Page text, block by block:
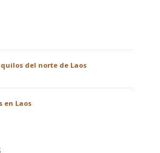
del norte de Laos
en Laos